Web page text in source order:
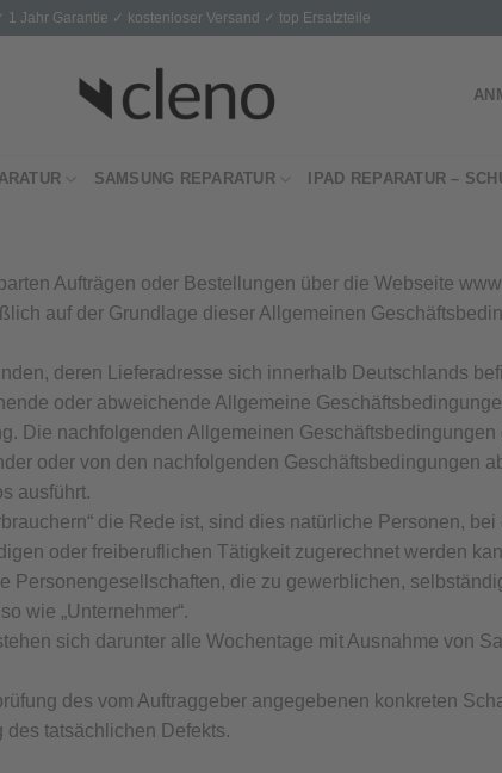
1 Jahr Garantie ✓ kostenloser Versand ✓ top Ersatzteile
SAMSUNG REPARATUR IPAD REPARATUR –
Aufträgen oder Bestellungen über die Webseite
auf der Grundlage dieser Allgemeinen
deren Lieferadresse sich innerhalb Deutschlands
oder abweichende Allgemeine
Die nachfolgenden Allgemeinen
oder von den nachfolgenden Geschäftsbedingungen
ausführt.
die Rede ist, sind dies natürliche Personen,
oder freiberuflichen Tätigkeit zugerechnet werden
Personengesellschaften, die zu gewerblichen,
wie „Unternehmer“.
sich darunter alle Wochentage mit Ausnahme von
des vom Auftraggeber angegebenen konkreten
des tatsächlichen Defekts.